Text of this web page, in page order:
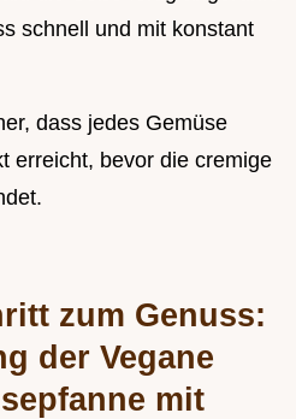
schnell und mit konstant
dass jedes Gemüse
erreicht, bevor die cremige
zum Genuss:
der Vegane
mit